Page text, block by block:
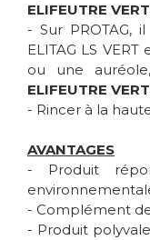
ELIFEUTRE VERT
- Sur PROTAG,
ELITAG LS
ou une
ELIFEUTRE VERT
- Rincer à la
AVANTAGES
- Produit
- Complément
- Produit